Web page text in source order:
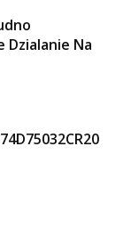
Dzialanie Na